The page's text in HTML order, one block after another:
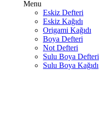
Menu
Eskiz Defteri
Eskiz Kağıdı
Origami Kağıdı
Boya Defteri
Not Defteri
Sulu Boya Defteri
Sulu Boya Kağıdı